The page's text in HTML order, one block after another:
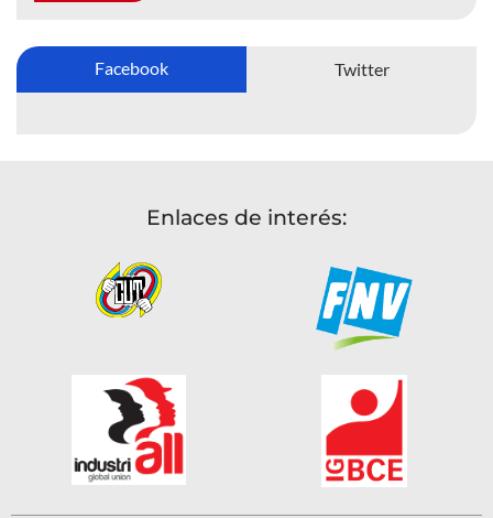
Facebook Twitter
Enlaces de interés: